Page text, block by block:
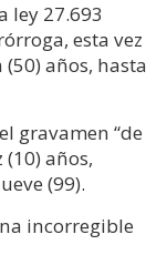
ley 27.693
esta vez
años, hasta
gravamen “de
años,
(99).
incorregible